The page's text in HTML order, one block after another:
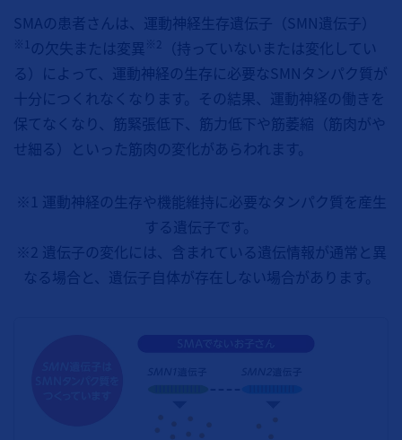
SMAの患者さんは、運動神経生存遺伝子（SMN遺伝子）
※1 の欠失または変異 ※2
（持っていないまたは変化してい
る）によって、運動神経の生存に必要なSMNタンパク質が
十分につくれなくなります。その結果、運動神経の働きを
保てなくなり、筋緊張低下、筋力低下や筋萎縮（筋肉がや
せ細る）といった筋肉の変化があらわれます。
※1 運動神経の生存や機能維持に必要なタンパク質を産生
する遺伝子です。
※2 遺伝子の変化には、含まれている遺伝情報が通常と異
なる場合と、遺伝子自体が存在しない場合があります。